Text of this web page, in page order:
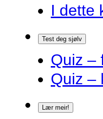
I dette
Test deg sjølv
Quiz –
Quiz –
Lær meir!